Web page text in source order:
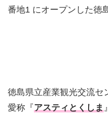
番地1 にオープンした徳
徳島県立産業観光交流セ
愛称『アスティとくしま』